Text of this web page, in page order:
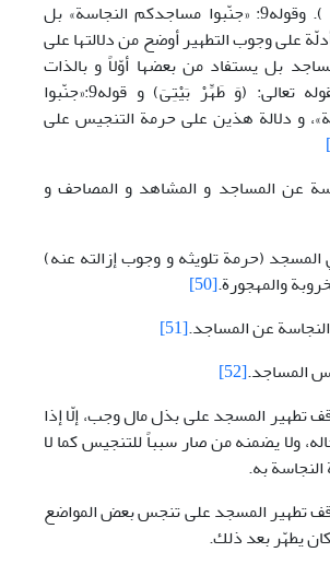
(... وَ طَهِّرْ بَيْتِىَ... ). وقوله9: «جنّبوا مساجدكم النجاسة» بل
على وجوب التطهير أوضح من دلالتها على
بل يستفاد من بعضها أوّلاً و بالذات
وجوب التطهير كقوله تعالى: (وَ طَهِّرْ بَيْتِىَ) و قوله9:«جنّبوا
و دلالة هذين على حرمة التنجيس على
عن المساجد و المشاهد و المصاحف و
(حرمة تلويثه و وجوب إزالته عنه)
والمهجورة.[50]
عن المساجد.[51]
المساجد.[52]
إذا توقف تطهير المسجد على بذل مال وجب، إلّا إذا
ولا يضمنه من صار سبباً للتنجيس كما لا
به.
إذا توقف تطهير المسجد على تنجس بعض المواضع
يطهّر بعد ذلك.